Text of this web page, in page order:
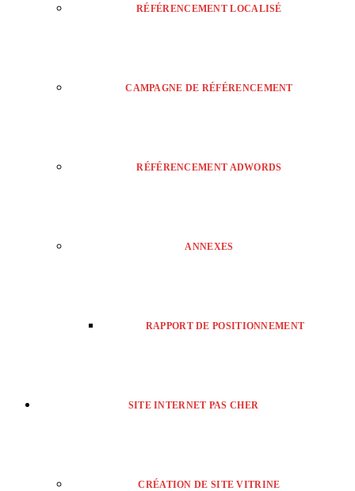
RÉFÉRENCEMENT LOCALISÉ
CAMPAGNE DE RÉFÉRENCEMENT
RÉFÉRENCEMENT ADWORDS
ANNEXES
RAPPORT DE POSITIONNEMENT
SITE INTERNET PAS CHER
CRÉATION DE SITE VITRINE